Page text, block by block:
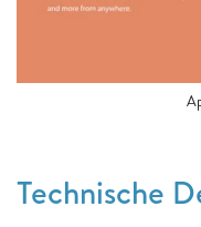
Technische